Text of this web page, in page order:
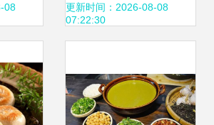
盟
08
奇
更新时间：2026-08-08
07:22:30